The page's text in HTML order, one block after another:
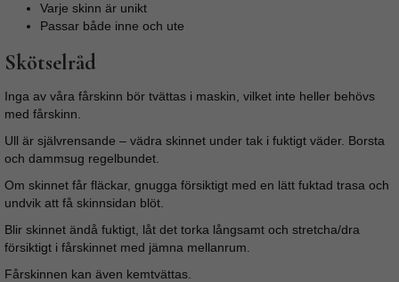
Varje skinn är unikt
Passar både inne och ute
Skötselråd
Inga av våra fårskinn bör tvättas i maskin, vilket inte heller behövs
med fårskinn.
Ull är självrensande – vädra skinnet under tak i fuktigt väder. Borsta
och dammsug regelbundet.
Om skinnet får fläckar, gnugga försiktigt med en lätt fuktad trasa och
undvik att få skinnsidan blöt.
Blir skinnet ändå fuktigt, låt det torka långsamt och stretcha/dra
försiktigt i fårskinnet med jämna mellanrum.
Fårskinnen kan även kemtvättas.